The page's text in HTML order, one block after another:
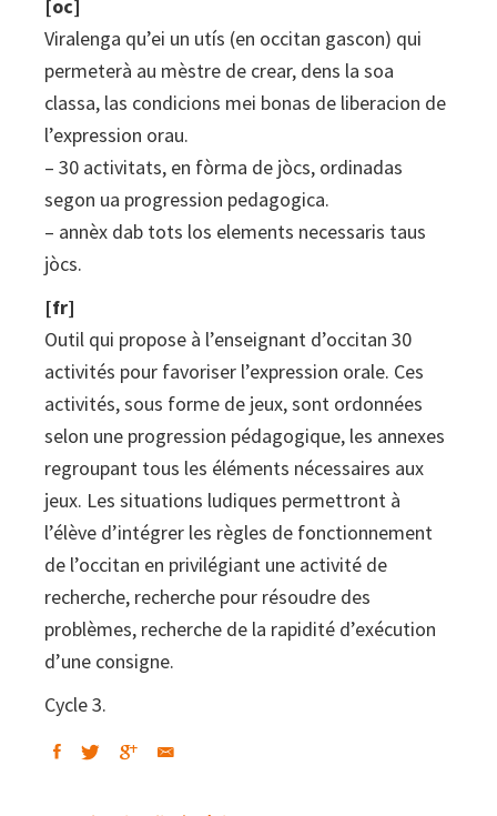
occitan
quantity
[oc]
Viralenga qu’ei un utís (en occitan gascon) qui
permeterà au mèstre de crear, dens la soa
classa, las condicions mei bonas de liberacion de
l’expression orau.
– 30 activitats, en fòrma de jòcs, ordinadas
segon ua progression pedagogica.
– annèx dab tots los elements necessaris taus
jòcs.
[fr]
Outil qui propose à l’enseignant d’occitan 30
activités pour favoriser l’expression orale. Ces
activités, sous forme de jeux, sont ordonnées
selon une progression pédagogique, les annexes
regroupant tous les éléments nécessaires aux
jeux. Les situations ludiques permettront à
l’élève d’intégrer les règles de fonctionnement
de l’occitan en privilégiant une activité de
recherche, recherche pour résoudre des
problèmes, recherche de la rapidité d’exécution
d’une consigne.
Cycle 3.